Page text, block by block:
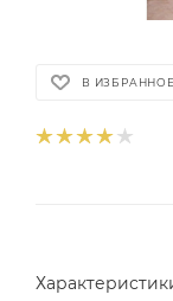
В ИЗБРАННОЕ